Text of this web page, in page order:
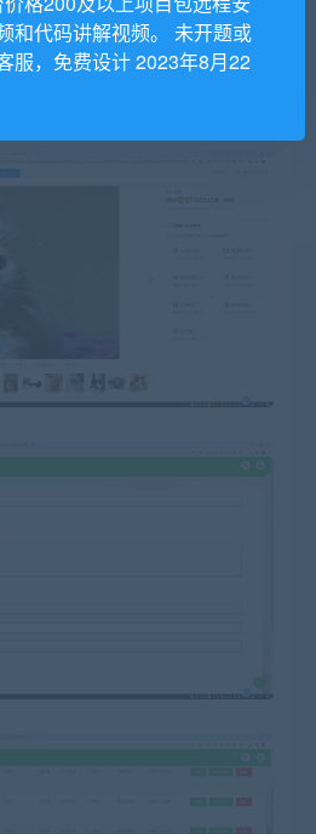
和代码讲解视频。 未开题或
服，免费设计 2023年8月22